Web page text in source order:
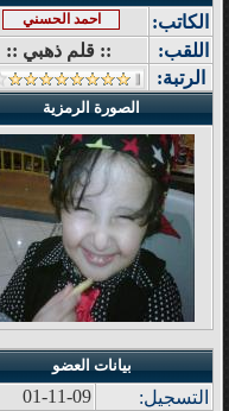
الكاتب: احمد الحسني
اللقب:
:: قلم ذهبي ::
الرتبة:
الصورة الرمزية
بيانات العضو
التسجيل: 01-11-09